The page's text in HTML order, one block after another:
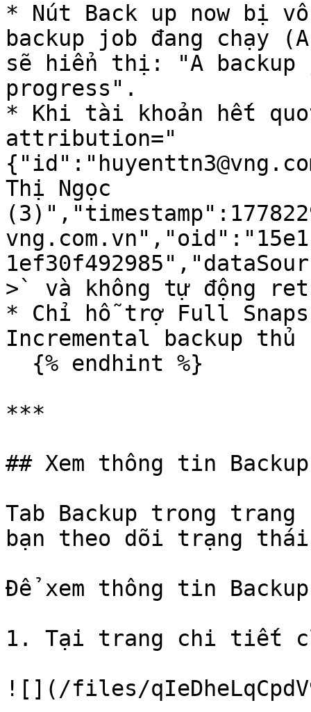
* Nút Back up now bị
backup job đang chạy
sẽ hiển thị: "A
progress".
* Khi tài khoản hết
attribution="
Thị Ngọc
>` và không tự động
* Chỉ hỗ trợ Full
Incremental backup thủ
***
## Xem thông tin Backup
Tab Backup trong
bạn theo dõi trạng
Để xem thông tin
1. Tại trang chi tiết
![](/files/